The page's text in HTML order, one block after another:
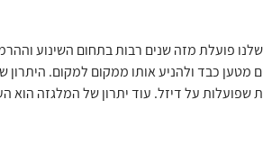
פועלת מזה שנים רבות בתחום השינוע
מטען כבד ולהניע אותו ממקום למקום.
שפועלות על דיזל. עוד יתרון של המלגזה